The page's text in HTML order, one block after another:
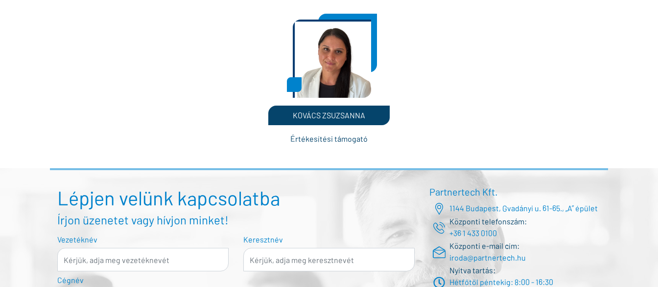
KOVÁCS ZSUZSANNA
Értékesítési támogató
Lépjen velünk kapcsolatba
Írjon üzenetet vagy hívjon minket!
Vezetéknév Keresztnév
Cégnév
Partnertech Kft.
1144 Budapest, Gvadányi u. 61-65., „A” épület
Központi telefonszám:
+36 1 433 0100
Központi e-mail cím:
iroda@partnertech.hu
Nyitva tartás:
Hétfőtől péntekig: 8:00 - 16:30